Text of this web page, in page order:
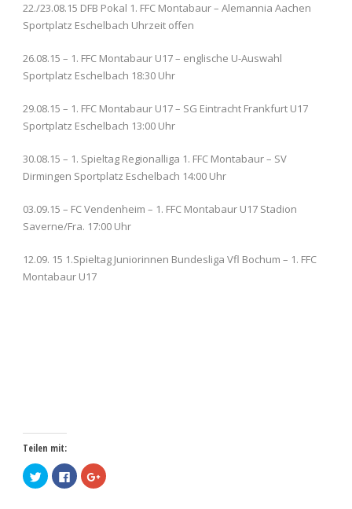
22./23.08.15 DFB Pokal 1. FFC Montabaur – Alemannia Aachen
Sportplatz Eschelbach Uhrzeit offen
26.08.15 – 1. FFC Montabaur U17 – englische U-Auswahl
Sportplatz Eschelbach 18:30 Uhr
29.08.15 – 1. FFC Montabaur U17 – SG Eintracht Frankfurt U17
Sportplatz Eschelbach 13:00 Uhr
30.08.15 – 1. Spieltag Regionalliga 1. FFC Montabaur – SV
Dirmingen Sportplatz Eschelbach 14:00 Uhr
03.09.15 – FC Vendenheim – 1. FFC Montabaur U17 Stadion
Saverne/Fra. 17:00 Uhr
12.09. 15 1.Spieltag Juniorinnen Bundesliga Vfl Bochum – 1. FFC
Montabaur U17
Teilen mit:
Klick,
um
über
Klick,
um
Zum
Teilen